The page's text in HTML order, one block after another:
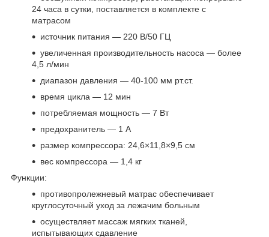
24 часа в сутки, поставляется в комплекте с
матрасом
источник питания — 220 В/50 ГЦ
увеличенная производительность насоса — более
4,5 л/мин
диапазон давления — 40-100 мм рт.ст.
время цикла — 12 мин
потребляемая мощность — 7 Вт
предохранитель — 1 А
размер компрессора: 24,6×11,8×9,5 см
вес компрессора — 1,4 кг
Функции:
противопролежневый матрас обеспечивает
круглосуточный уход за лежачим больным
осуществляет массаж мягких тканей,
испытывающих сдавление